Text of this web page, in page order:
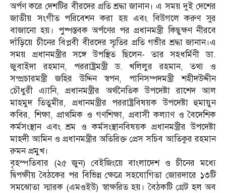
অর্পণ করে দেশটির বীরদের প্রতি শ্রদ্ধা জানান। এ সময় দুই দেশের
জাতীয় সংগীত পরিবেশন করা হয় এবং বিউগলে করুণ সুর
বাজানো হয়। পুষ্পস্তবক অর্পণের পর প্রধানমন্ত্রী কিছুক্ষণ নীরবে
দাঁড়িয়ে চীনের বিপ্লবী বীরদের স্মৃতির প্রতি গভীর শ্রদ্ধা জানান।এ
সময় প্রধানমন্ত্রীর সঙ্গে উপস্থিত ছিলেন- তার সহধর্মিণী ডা.
জুবাইদা রহমান, পররাষ্ট্রমন্ত্রী ড. খলিলুর রহমান, তথ্য ও
সম্প্রচারমন্ত্রী জহির উদ্দিন স্বপন, পানিসম্পদমন্ত্রী শহীদউদ্দীন
চৌধুরী এ্যানি, প্রধানমন্ত্রীর অর্থনৈতিক উপদেষ্টা রাশেদ আল
মাহমুদ তিতুমীর, প্রধানমন্ত্রীর পররাষ্ট্রবিষয়ক উপদেষ্টা হুমায়ুন
কবির, শিক্ষা, প্রাথমিক ও গণশিক্ষা, প্রবাসী কল্যাণ ও বৈদেশিক
কর্মসংস্থান এবং শ্রম ও কর্মসংস্থানবিষয়ক প্রধানমন্ত্রীর উপদেষ্টা
মাহদী আমিন ও প্রধানমন্ত্রীর অতিরিক্ত প্রেস সচিব আতিকুর রহমান
রুমন প্রমুখ।
বৃহস্পতিবার (২৫ জুন) বেইজিংয়ে বাংলাদেশ ও চীনের মধ্যে
দ্বিপক্ষীয় বৈঠকের পর বিভিন্ন ক্ষেত্রে সহযোগিতা জোরদারে ১৩টি
সমঝোতা স্মারক (এমওইউ) স্বাক্ষরিত হয়। বৈঠকটি গ্রেট হল অব